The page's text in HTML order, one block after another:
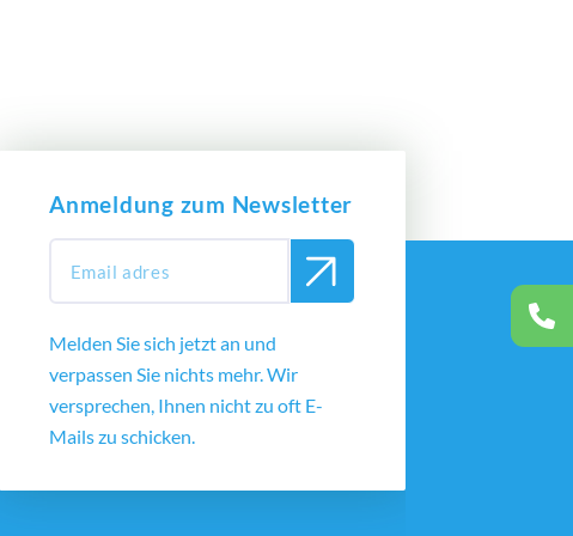
Anmeldung zum Newsletter
Melden Sie sich jetzt an und
verpassen Sie nichts mehr. Wir
versprechen, Ihnen nicht zu oft E-
Mails zu schicken.